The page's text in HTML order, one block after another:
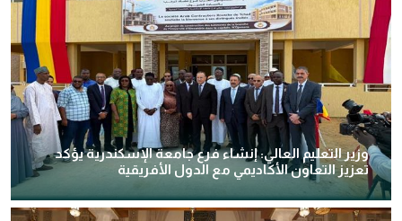
وزير التعليم العالي: إنشاء فرع جامعة الإسكندرية يؤكد
تعزيز التعاون الأكاديمي مع الدول الأفريقية